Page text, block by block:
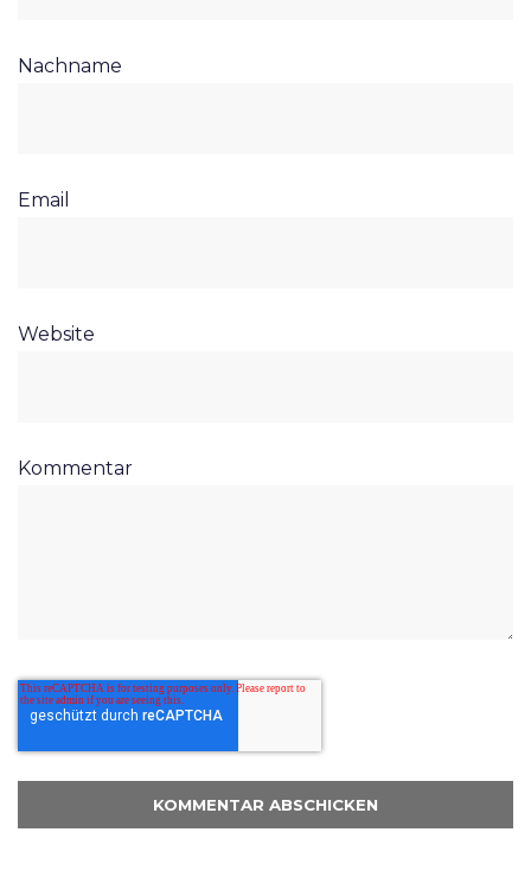
Nachname
Email
Website
Kommentar